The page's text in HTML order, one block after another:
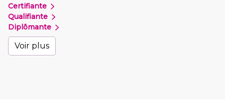
Certifiante
Qualifiante
Diplômante
Voir plus